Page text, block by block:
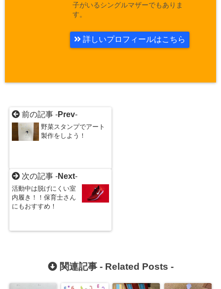
子がいるシングルマザーでもありま
す。
詳しいプロフィールはこちら
前の記事 -Prev-
野菜スタンプでアート
製作をしよう！
次の記事 -Next-
活動中は脱げにくい室
内履き！！保育士さん
にもおすすめ！
関連記事 - Related Posts -